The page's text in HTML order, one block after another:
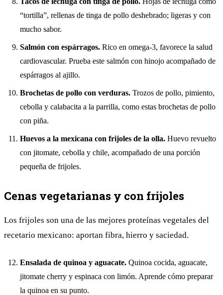
“tortilla”, rellenas de tinga de pollo deshebrado; ligeras y con
mucho sabor.
Salmón con espárragos. Rico en omega-3, favorece la salud
cardiovascular. Prueba este salmón con hinojo acompañado de
espárragos al ajillo.
Brochetas de pollo con verduras. Trozos de pollo, pimiento,
cebolla y calabacita a la parrilla, como estas brochetas de pollo
con piña.
Huevos a la mexicana con frijoles de la olla. Huevo revuelto
con jitomate, cebolla y chile, acompañado de una porción
pequeña de frijoles.
Cenas vegetarianas y con frijoles
Los frijoles son una de las mejores proteínas vegetales del
recetario mexicano: aportan fibra, hierro y saciedad.
Ensalada de quinoa y aguacate. Quinoa cocida, aguacate,
jitomate cherry y espinaca con limón. Aprende cómo preparar
la quinoa en su punto.